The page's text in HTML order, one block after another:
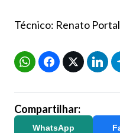
Técnico: Renato
Compartilhar:
WhatsApp